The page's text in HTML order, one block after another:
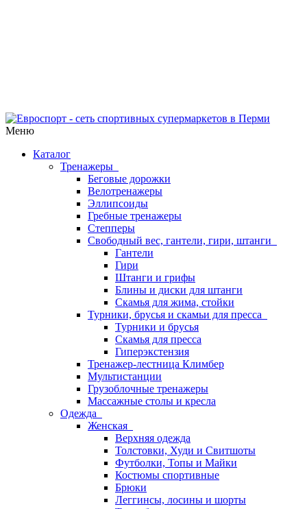
Меню
Каталог
Тренажеры
Беговые дорожки
Велотренажеры
Эллипсоиды
Гребные тренажеры
Степперы
Свободный вес, гантели, гири, штанги
Гантели
Гири
Штанги и грифы
Блины и диски для штанги
Скамья для жима, стойки
Турники, брусья и скамьи для пресса
Турники и брусья
Скамья для пресса
Гиперэкстензия
Тренажер-лестница Климбер
Мультистанции
Грузоблочные тренажеры
Массажные столы и кресла
Одежда
Женская
Верхняя одежда
Толстовки, Худи и Свитшоты
Футболки, Топы и Майки
Костюмы спортивные
Брюки
Леггинсы, лосины и шорты